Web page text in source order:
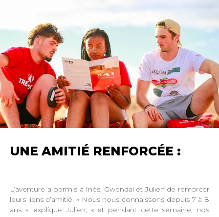
UNE AMITIÉ RENFORCÉE :
L’aventure a permis à Inès, Gwendal et Julien de renforcer
leurs liens d’amitié. « Nous nous connaissons depuis 7 à 8
ans », explique Julien, « et pendant cette semaine, nos